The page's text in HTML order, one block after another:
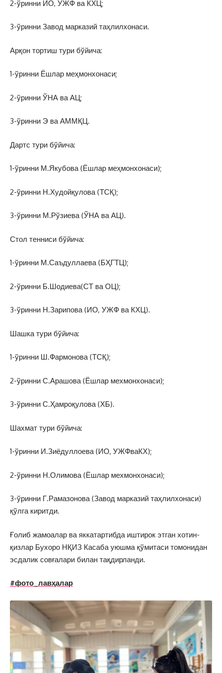
2-ўринни ИО, УЖФ ва КХЦ;
3-ўринни Завод марказий таҳлилхонаси.
Арқон тортиш тури бўйича:
1-ўринни Ёшлар меҳмонхонаси;
2-ўринни ЎНА ва АЦ;
3-ўринни Э ва АММҚЦ.
Дартс тури бўйича:
1-ўринни М.Якубова (Ёшлар меҳмонхонаси);
2-ўринни Н.Худойқулова (ТСҚ);
3-ўринни М.Рўзиева (ЎНА ва АЦ).
Стол тенниси бўйича:
1-ўринни М.Саъдуллаева (БҲГТЦ);
2-ўринни Б.Шодиева(СТ ва ОЦ);
3-ўринни Н.Зарипова (ИО, УЖФ ва КХЦ).
Шашка тури бўйича:
1-ўринни Ш.Фармонова (ТСҚ);
2-ўринни С.Арашова (Ёшлар мехмонхонаси);
3-ўринни С.Ҳамроқулова (ХБ).
Шахмат тури бўйича:
1-ўринни И.Зиёдуллоева (ИО, УЖФваКХ);
2-ўринни Н.Олимова (Ёшлар мехмонхонаси);
3-ўринни Г.Рамазонова (Завод марказий таҳлилхонаси)
қўлга киритди.
Ғолиб жамоалар ва яккатартибда иштирок этган хотин-
қизлар Бухоро НҚИЗ Касаба уюшма қўмитаси томонидан
эсдалик совғалари билан тақдирланди.
#фото_лавҳалар